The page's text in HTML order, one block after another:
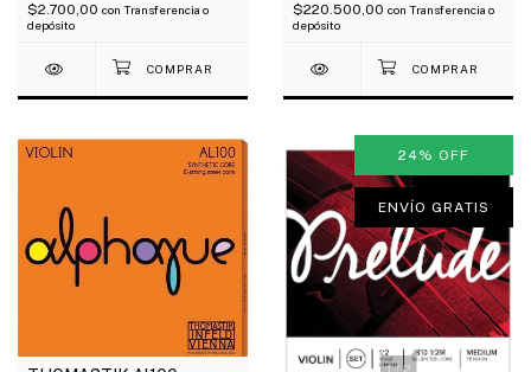
$2.700,00 con Transferencia o
depósito
$220.500,00 con Transferencia o
depósito
24% OFF
ENVÍO GRATIS